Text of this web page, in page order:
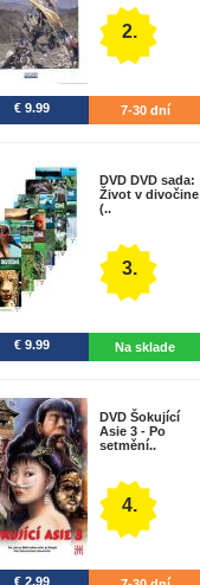
2.
€ 9.99 7-30 dní
DVD DVD sada:
Život v divočine
(..
3.
€ 9.99 Na sklade
DVD Šokující
Asie 3 - Po
setmění..
4.
€ 2.99